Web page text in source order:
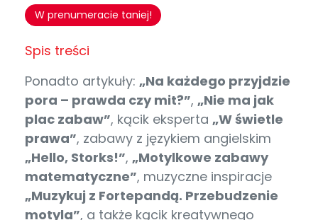
W prenumeracie taniej!
Spis treści
Ponadto artykuły: „Na każdego przyjdzie
pora – prawda czy mit?”, „Nie ma jak
plac zabaw”, kącik eksperta „W świetle
prawa”, zabawy z językiem angielskim
„Hello, Storks!”, „Motylkowe zabawy
matematyczne”, muzyczne inspiracje
„Muzykuj z Fortepandą. Przebudzenie
motyla”, a także kącik kreatywnego